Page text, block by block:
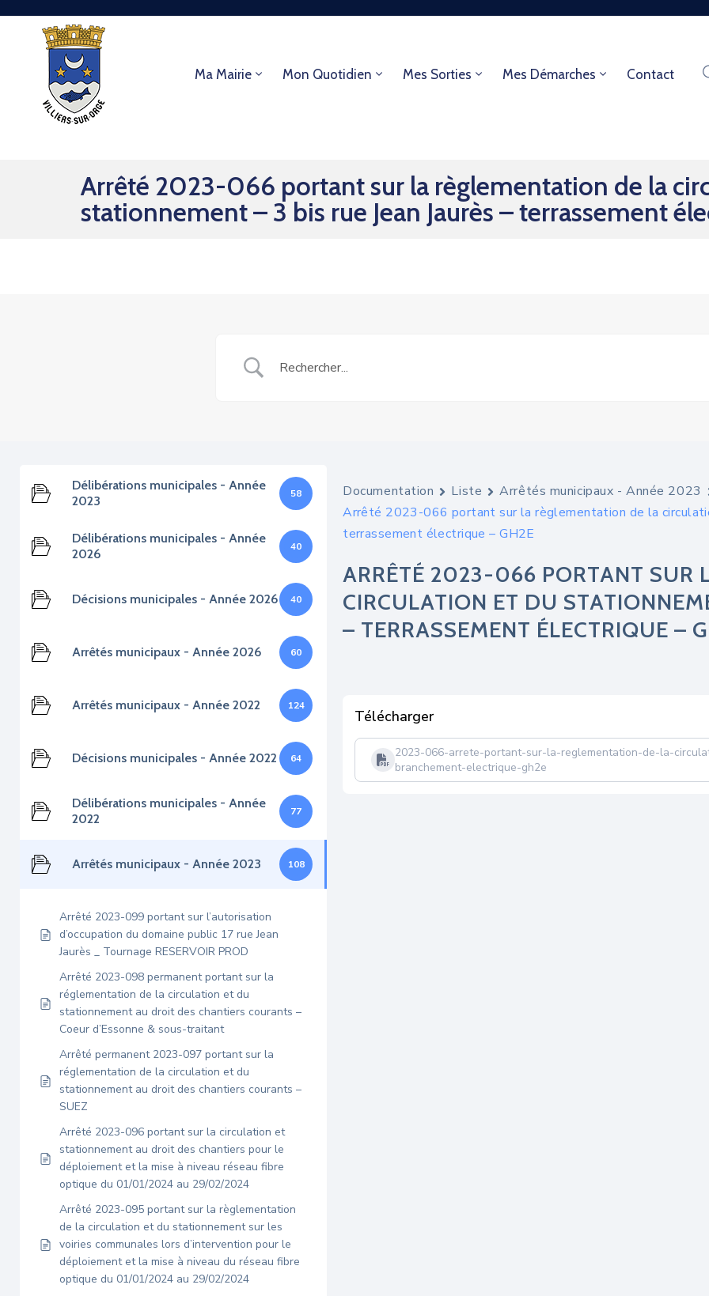
Ma Mairie Mon Quotidien Mes Sorties Mes Démarches Contact
Arrêté 2023-066 portant sur la règlementation de la
stationnement – 3 bis rue Jean Jaurès – terrassement
Délibérations municipales - Année
2023
58
Délibérations municipales - Année
2026
40
Décisions municipales - Année 2026 40
Arrêtés municipaux - Année 2026 60
Arrêtés municipaux - Année 2022 124
Décisions municipales - Année 2022 64
Délibérations municipales - Année
2022
77
Arrêtés municipaux - Année 2023 108
Arrêté 2023-099 portant sur l’autorisation
d’occupation du domaine public 17 rue Jean
Jaurès _ Tournage RESERVOIR PROD
Arrêté 2023-098 permanent portant sur la
réglementation de la circulation et du
stationnement au droit des chantiers courants –
Coeur d’Essonne & sous-traitant
Arrêté permanent 2023-097 portant sur la
réglementation de la circulation et du
stationnement au droit des chantiers courants –
SUEZ
Arrêté 2023-096 portant sur la circulation et
stationnement au droit des chantiers pour le
déploiement et la mise à niveau réseau fibre
optique du 01/01/2024 au 29/02/2024
Arrêté 2023-095 portant sur la règlementation
de la circulation et du stationnement sur les
voiries communales lors d’intervention pour le
déploiement et la mise à niveau du réseau fibre
optique du 01/01/2024 au 29/02/2024
Documentation Liste
Arrêtés municipaux - Année 2023
Arrêté 2023-066 portant sur la règlementation de la
terrassement électrique – GH2E
ARRÊTÉ 2023-066 PORTANT SUR
CIRCULATION ET DU
– TERRASSEMENT ÉLECTRIQUE –
Télécharger
2023-066-arrete-portant-sur-la-reglementation-de-la-
branchement-electrique-gh2e